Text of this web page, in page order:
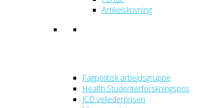
Artikelskrivning
Fagpolitisk arbejdsgruppe
Health Studenterforskningspris
JCD vejlederprisen